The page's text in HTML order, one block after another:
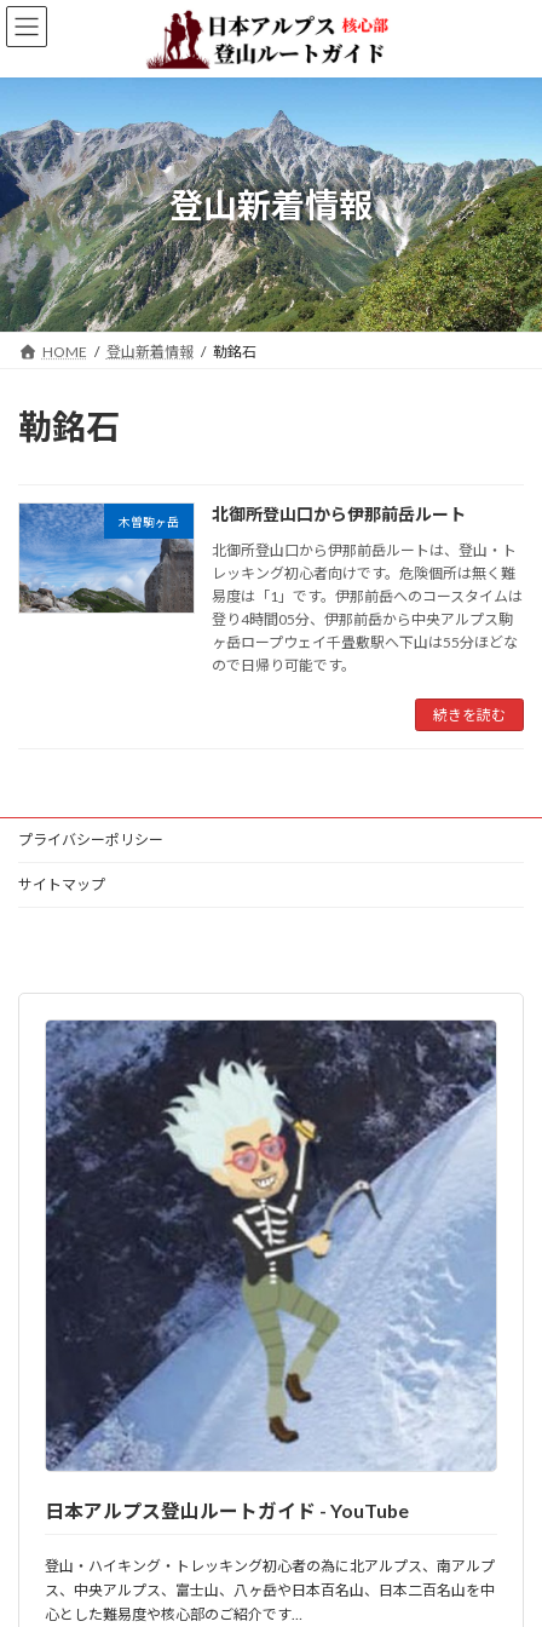
コ
ン
ン
へ
ス
キ
ッ
プ
ナ
ビ
ー
ョ
ン
に
移
動
登山新着情報
HOME 登山新着情報 勒銘石
勒銘石
木曽駒ヶ岳 北御所登山口から伊那前岳ルート
北御所登山口から伊那前岳ルートは、登山・ト
レッキング初心者向けです。危険個所は無く難
易度は「1」です。伊那前岳へのコースタイムは
登り4時間05分、伊那前岳から中央アルプス駒
ヶ岳ロープウェイ千畳敷駅へ下山は55分ほどな
ので日帰り可能です。
続きを読む
プライバシーポリシー
サイトマップ
日本アルプス登山ルートガイド - YouTube
登山・ハイキング・トレッキング初心者の為に北アルプス、南アルプ
ス、中央アルプス、富士山、八ヶ岳や日本百名山、日本二百名山を中
心とした難易度や核心部のご紹介です…